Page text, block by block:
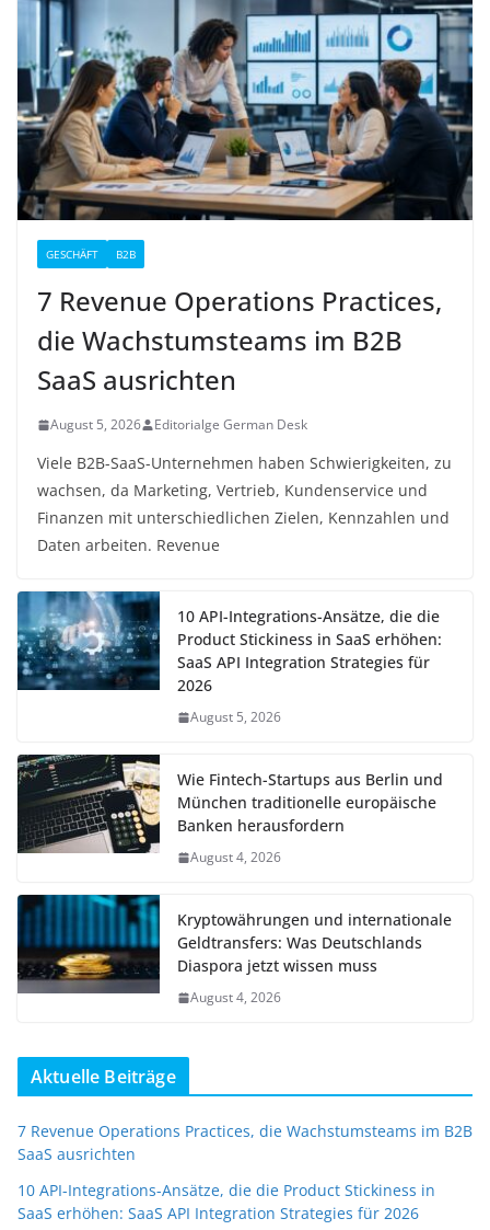
GESCHÄFT B2B
7 Revenue Operations Practices,
die Wachstumsteams im B2B
SaaS ausrichten
August 5, 2026 Editorialge German Desk
Viele B2B-SaaS-Unternehmen haben Schwierigkeiten, zu
wachsen, da Marketing, Vertrieb, Kundenservice und
Finanzen mit unterschiedlichen Zielen, Kennzahlen und
Daten arbeiten. Revenue
10 API-Integrations-Ansätze, die die
Product Stickiness in SaaS erhöhen:
SaaS API Integration Strategies für
2026
August 5, 2026
Wie Fintech-Startups aus Berlin und
München traditionelle europäische
Banken herausfordern
August 4, 2026
Kryptowährungen und internationale
Geldtransfers: Was Deutschlands
Diaspora jetzt wissen muss
August 4, 2026
Aktuelle Beiträge
7 Revenue Operations Practices, die Wachstumsteams im B2B
SaaS ausrichten
10 API-Integrations-Ansätze, die die Product Stickiness in
SaaS erhöhen: SaaS API Integration Strategies für 2026